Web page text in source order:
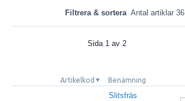
Filtrera & sortera Antal artiklar 36
Sida 1 av 2
Artikelkod Benämning
Slitsfräs